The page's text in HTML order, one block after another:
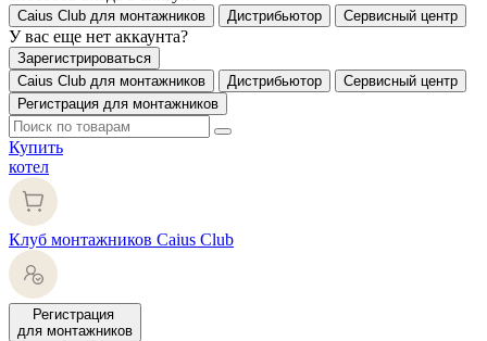
Caius Club для монтажников Дистрибьютор Сервисный центр
У вас еще нет аккаунта?
Зарегистрироваться
Caius Club для монтажников
Дистрибьютор
Сервисный центр
Регистрация для монтажников
Купить
котел
Клуб монтажников Caius Club
Регистрация
для монтажников